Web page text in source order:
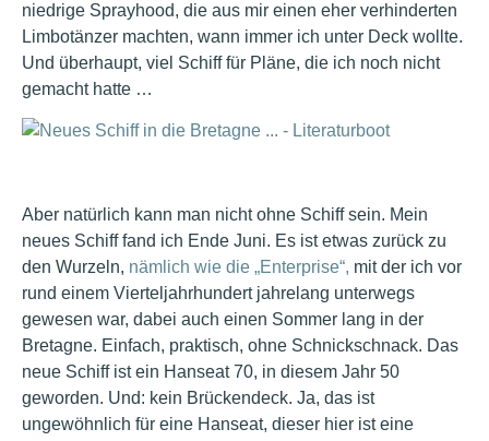
niedrige Sprayhood, die aus mir einen eher verhinderten
Limbotänzer machten, wann immer ich unter Deck wollte.
Und überhaupt, viel Schiff für Pläne, die ich noch nicht
gemacht hatte …
Aber natürlich kann man nicht ohne Schiff sein. Mein
neues Schiff fand ich Ende Juni. Es ist etwas zurück zu
den Wurzeln, nämlich wie die „Enterprise“, mit der ich vor
rund einem Vierteljahrhundert jahrelang unterwegs
gewesen war, dabei auch einen Sommer lang in der
Bretagne. Einfach, praktisch, ohne Schnickschnack. Das
neue Schiff ist ein Hanseat 70, in diesem Jahr 50
geworden. Und: kein Brückendeck. Ja, das ist
ungewöhnlich für eine Hanseat, dieser hier ist eine